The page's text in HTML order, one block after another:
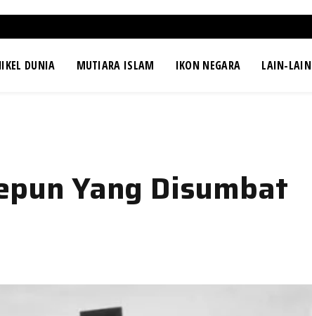
DUNIA MUTIARA ISLAM IKON NEGARA LAIN-LAIN
Yang Disumbat